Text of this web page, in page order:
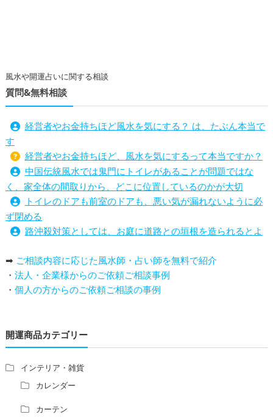
風水や開運占いに関する相談
質問&無料相談
経営者やお金持ちほど風水を気にする？ は、たぶん本当で
す
経営者やお金持ちほど、風水を気にするって本当ですか？
中国伝統風水では鬼門にトイレがあることが問題ではな
く、家全体の間取りから、どこに位置しているのかが大切
トイレのドアも前室のドアも、悪い気が漏れないように必
ず閉める
路沖殺対策としては、お庭に道路との垣根を造られるとよ
庭を広げると路沖殺（ろちゅうさつ）は防げますか？
トイレ前室のドアの開け閉めについて
増築して家相の中心軸が変わると、鬼門の方角にあるトイ
占い師さんは、幽霊を見たことがありますか？
家相風水の診断・鑑定料金や相場について
家相・風水の鑑定料金の相場が知りたい。
風水の流派について教えてください。
風水師になるには、どんな勉強をすればいいですか？
➡ ご相談内容に応じた風水師・占い師を無料で紹介
・ 法人・企業様からのご依頼ご相談事例
・ 個人の方からのご依頼ご相談の事例
開運商品カテゴリー
インテリア・雑貨
カレンダー
カーテン